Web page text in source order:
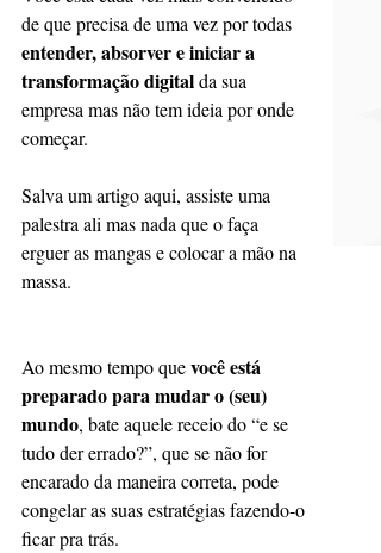
de que precisa de uma vez por todas
entender, absorver e iniciar a
transformação digital da sua
empresa mas não tem ideia por onde
começar.
Salva um artigo aqui, assiste uma
palestra ali mas nada que o faça
erguer as mangas e colocar a mão na
massa.
Ao mesmo tempo que você está
preparado para mudar o (seu)
mundo, bate aquele receio do “e se
tudo der errado?”, que se não for
encarado da maneira correta, pode
congelar as suas estratégias fazendo-o
ficar pra trás.